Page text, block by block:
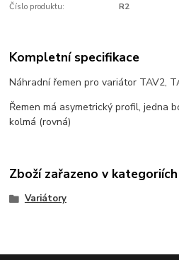
Číslo produktu: R2
Kompletní specifikace
Náhradní řemen pro variátor TAV2,
Řemen má asymetrický profil, jedna
kolmá (rovná)
Zboží zařazeno v kategoriích
Variátory